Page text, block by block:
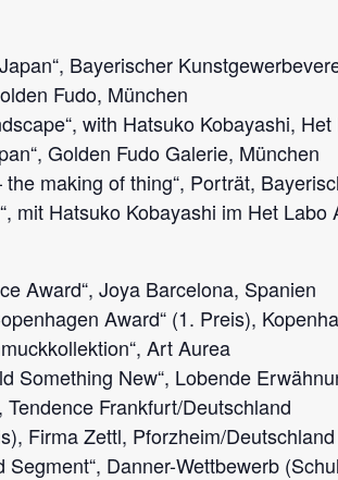
Bayerischer
Fudo, München
with Hatsuko Kobayashi,
Golden Fudo Galerie, München
the making of thing“, Porträt,
mit Hatsuko Kobayashi im Het Labo
Award“, Joya Barcelona, Spanien
Award“ (1. Preis),
Art Aurea
Something New“, Lobende
Tendence Frankfurt/Deutschland
Firma Zettl, Pforzheim/Deutschland
Segment“, Danner-Wettbewerb